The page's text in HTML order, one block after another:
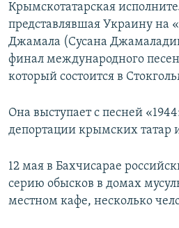
Крымскотатарская
представлявшая Украину на
Джамала (Сусана
финал международного
который состоится в
Она выступает с песней
депортации крымских татар
12 мая в Бахчисарае
серию обысков в домах
местном кафе, несколько